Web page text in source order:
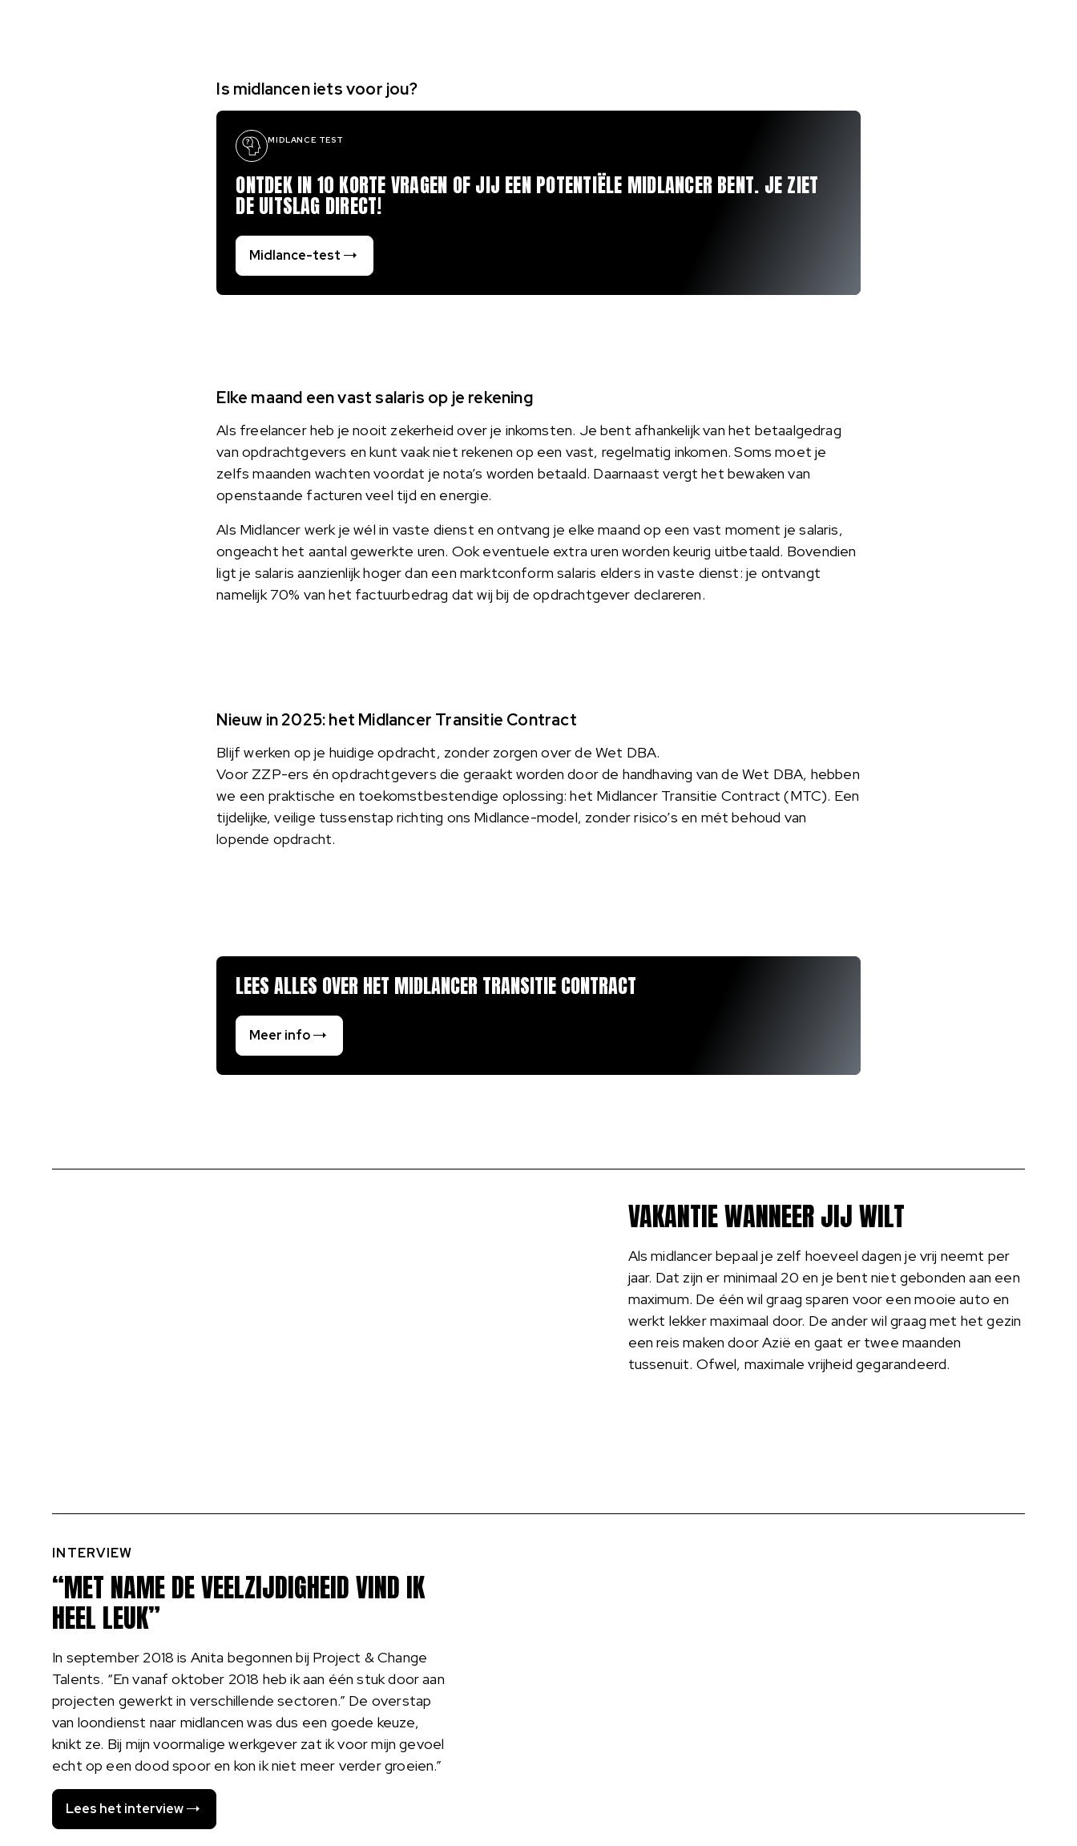
Is midlancen iets voor jou?
ONTDEK IN 10 KORTE VRAGEN OF JIJ EEN POTENTIËLE MIDLANCER BENT. JE ZIET
DE UITSLAG DIRECT!
Midlance-test
MIDLANCE TEST
Elke maand een vast salaris op je rekening
Als freelancer heb je nooit zekerheid over je inkomsten. Je bent afhankelijk van het betaalgedrag
van opdrachtgevers en kunt vaak niet rekenen op een vast, regelmatig inkomen. Soms moet je
zelfs maanden wachten voordat je nota’s worden betaald. Daarnaast vergt het bewaken van
openstaande facturen veel tijd en energie.
Als Midlancer werk je wél in vaste dienst en ontvang je elke maand op een vast moment je salaris,
ongeacht het aantal gewerkte uren. Ook eventuele extra uren worden keurig uitbetaald. Bovendien
ligt je salaris aanzienlijk hoger dan een marktconform salaris elders in vaste dienst: je ontvangt
namelijk 70% van het factuurbedrag dat wij bij de opdrachtgever declareren.
Nieuw in 2025: het Midlancer Transitie Contract
Blijf werken op je huidige opdracht, zonder zorgen over de Wet DBA.
Voor ZZP-ers én opdrachtgevers die geraakt worden door de handhaving van de Wet DBA, hebben
we een praktische en toekomstbestendige oplossing: het Midlancer Transitie Contract (MTC). Een
tijdelijke, veilige tussenstap richting ons Midlance-model, zonder risico’s en mét behoud van
lopende opdracht.
LEES ALLES OVER HET MIDLANCER TRANSITIE CONTRACT
Meer info
VAKANTIE WANNEER JIJ WILT
Als midlancer bepaal je zelf hoeveel dagen je vrij neemt per
jaar. Dat zijn er minimaal 20 en je bent niet gebonden aan een
maximum. De één wil graag sparen voor een mooie auto en
werkt lekker maximaal door. De ander wil graag met het gezin
een reis maken door Azië en gaat er twee maanden
tussenuit. Ofwel, maximale vrijheid gegarandeerd.
“MET NAME DE VEELZIJDIGHEID VIND IK
HEEL LEUK”
INTERVIEW
In september 2018 is Anita begonnen bij Project & Change
Talents. “En vanaf oktober 2018 heb ik aan één stuk door aan
projecten gewerkt in verschillende sectoren.” De overstap
van loondienst naar midlancen was dus een goede keuze,
knikt ze. Bij mijn voormalige werkgever zat ik voor mijn gevoel
echt op een dood spoor en kon ik niet meer verder groeien.”
Lees het interview